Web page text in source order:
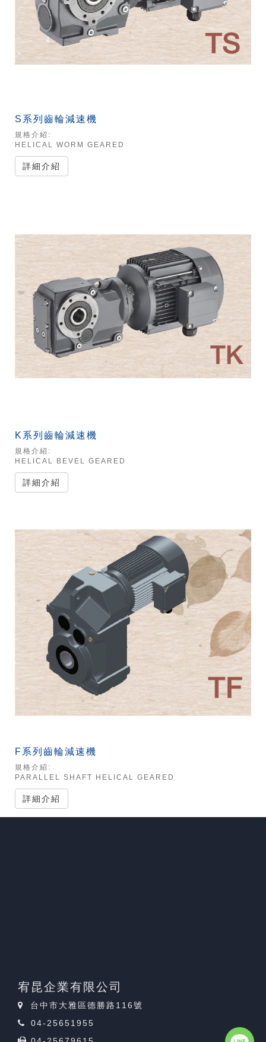
S系列齒輪減速機
規格介紹:
HELICAL WORM GEARED
詳細介紹
K系列齒輪減速機
規格介紹:
HELICAL BEVEL GEARED
詳細介紹
F系列齒輪減速機
規格介紹:
PARALLEL SHAFT HELICAL GEARED
詳細介紹
宥昆企業有限公司
台中市大雅區德勝路116號
04-25651955